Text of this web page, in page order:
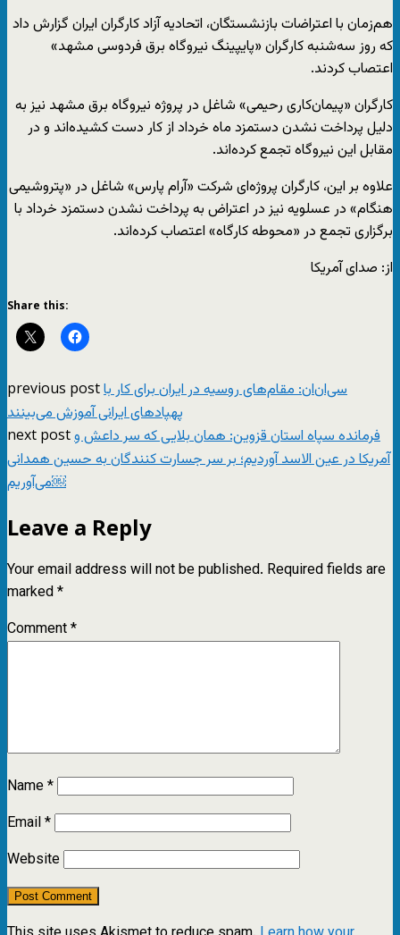
هم‌زمان با اعتراضات بازنشستگان، اتحادیه آزاد کارگران ایران گزارش داد
که روز سه‌شنبه کارگران «پایپینگ نیروگاه برق فردوسی مشهد»
اعتصاب کردند.
کارگران «پیمان‌کاری رحیمی» شاغل در پروژه نیروگاه برق مشهد نیز به
دلیل پرداخت نشدن دستمزد ماه خرداد از کار دست کشیده‌اند و در
مقابل این نیروگاه تجمع کرده‌اند.
علاوه بر این، کارگران پروژه‌ای شرکت «آرام پارس» شاغل در «پتروشیمی
هنگام» در عسلویه نیز در اعتراض به پرداخت نشدن دستمزد خرداد با
برگزاری تجمع در «محوطه کارگاه» اعتصاب کرده‌اند.
از: صدای آمریکا
Share this:
previous postسی‌ان‌ان: مقام‌های روسیه در ایران برای کار با
پهپادهای ایرانی آموزش می‌بینند
next postفرمانده سپاه استان قزوین: همان بلایی که سر داعش و
آمریکا در عین الاسد آوردیم؛ بر سر جسارت کنندگان به حسین همدانی
می‌آوریم￼
Leave a Reply
Your email address will not be published. Required fields are
marked*
Comment*
Name*
Email*
Website